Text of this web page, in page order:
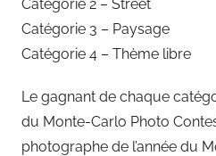
Catégorie 2 – Street
Catégorie 3 – Paysage
Catégorie 4 – Thème libre
Le gagnant de chaque
du Monte-Carlo Photo
photographe de l’année du